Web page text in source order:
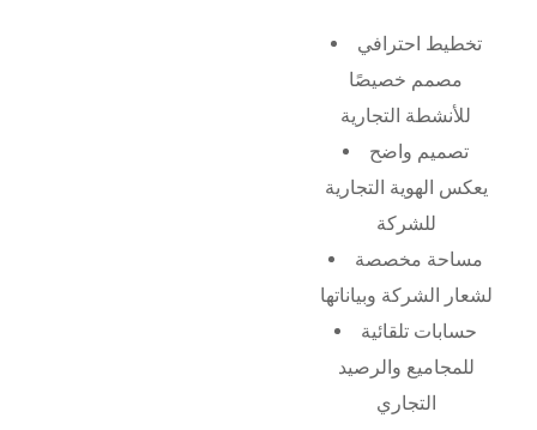
تخطيط احترافي
مصمم خصيصًا
للأنشطة التجارية
تصميم واضح
يعكس الهوية التجارية
للشركة
مساحة مخصصة
لشعار الشركة وبياناتها
حسابات تلقائية
للمجاميع والرصيد
التجاري